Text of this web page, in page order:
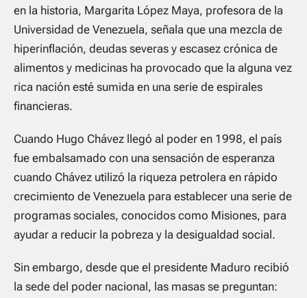
en la historia, Margarita López Maya, profesora de la
Universidad de Venezuela, señala que una mezcla de
hiperinflación, deudas severas y escasez crónica de
alimentos y medicinas ha provocado que la alguna vez
rica nación esté sumida en una serie de espirales
financieras.
Cuando Hugo Chávez llegó al poder en 1998, el país
fue embalsamado con una sensación de esperanza
cuando Chávez utilizó la riqueza petrolera en rápido
crecimiento de Venezuela para establecer una serie de
programas sociales, conocidos como Misiones, para
ayudar a reducir la pobreza y la desigualdad social.
Sin embargo, desde que el presidente Maduro recibió
la sede del poder nacional, las masas se preguntan: